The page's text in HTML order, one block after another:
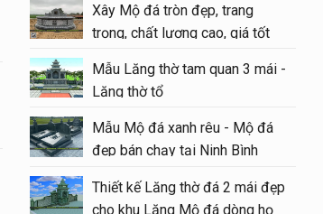
Mẫu Mộ đá Kim Tĩnh – Mộ đá
quây cho phần mộ của Cha Mẹ
Khu Lăng Mộ đá gia đình gồm
dựng?
Lăng Mộ đá gia đình Rộng
Xây Mộ đá tròn đẹp, trang
trọng, chất lượng cao, giá tốt
Mẫu Lăng thờ tam quan 3 mái -
Lăng thờ tổ
Mẫu Mộ đá xanh rêu - Mộ đá
đẹp bán chạy tại Ninh Bình
Thiết kế Lăng thờ đá 2 mái đẹp
cho khu Lăng Mộ đá dòng họ